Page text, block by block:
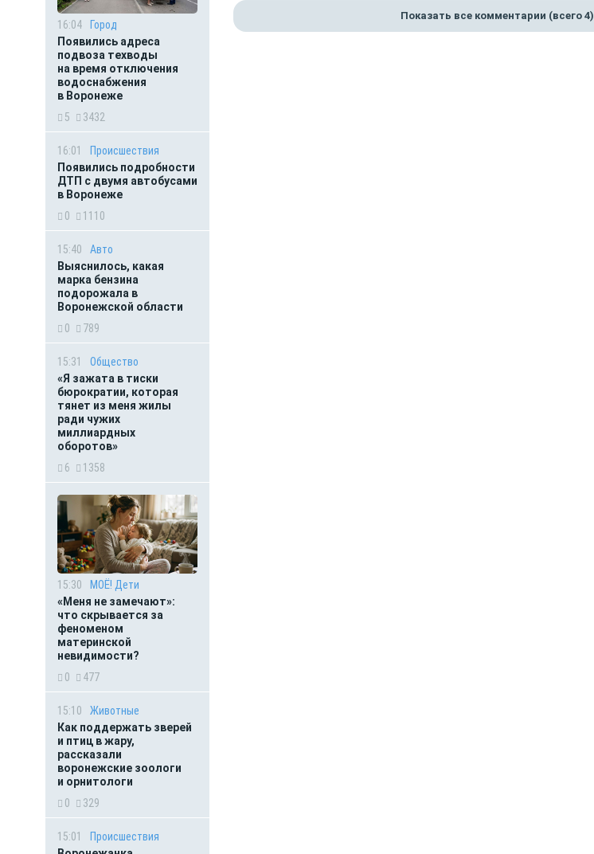
16:04
Город
Появились адреса
подвоза техводы
на время отключения
водоснабжения
в Воронеже
5
3432
16:01
Происшествия
Появились подробности
ДТП с двумя автобусами
в Воронеже
0
1110
15:40
Авто
Выяснилось, какая
марка бензина
подорожала в
Воронежской области
0
789
15:31
Общество
«Я зажата в тиски
бюрократии, которая
тянет из меня жилы
ради чужих
миллиардных
оборотов»
6
1358
15:30
МОЁ! Дети
«Меня не замечают»:
что скрывается за
феноменом
материнской
невидимости?
0
477
15:10
Животные
Как поддержать зверей
и птиц в жару,
рассказали
воронежские зоологи
и орнитологи
0
329
15:01
Происшествия
Показать все комментарии (всего 4)